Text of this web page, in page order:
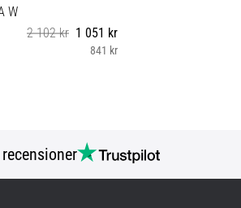
W
2 102 kr 1 051 kr
841 kr